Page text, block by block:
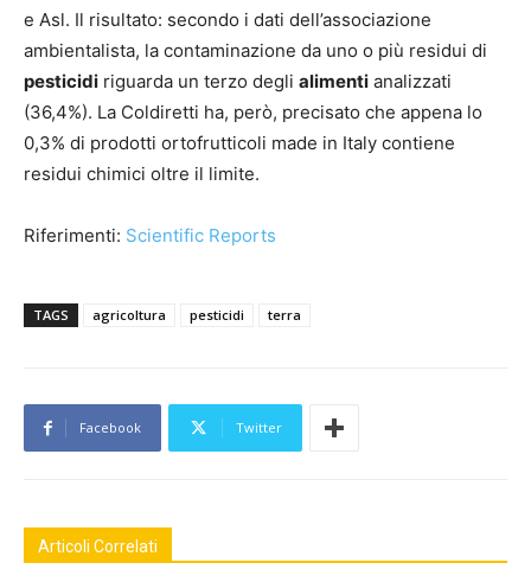
e Asl. Il risultato: secondo i dati dell’associazione
ambientalista, la contaminazione da uno o più residui di
pesticidi riguarda un terzo degli alimenti analizzati
(36,4%). La Coldiretti ha, però, precisato che appena lo
0,3% di prodotti ortofrutticoli made in Italy contiene
residui chimici oltre il limite.
Riferimenti: Scientific Reports
TAGS agricoltura pesticidi terra
Facebook Twitter
Articoli Correlati